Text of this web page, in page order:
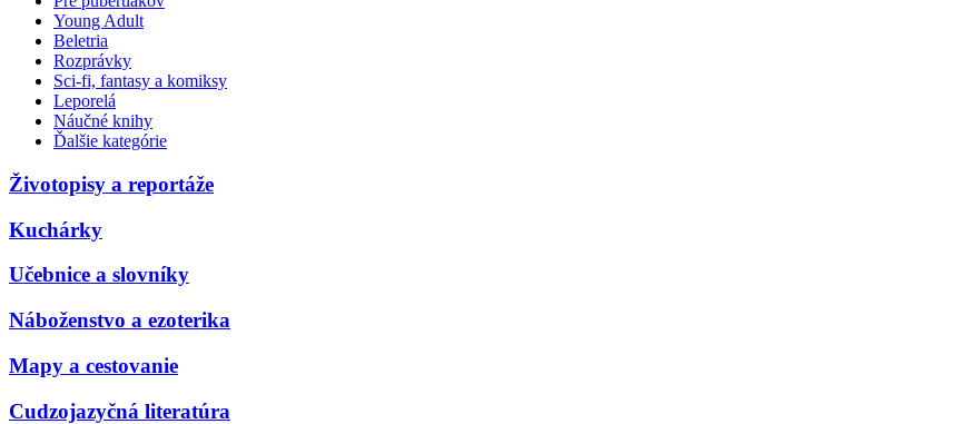
Young Adult
Beletria
Rozprávky
Sci-fi, fantasy a komiksy
Leporelá
Náučné knihy
Ďalšie kategórie
Životopisy a reportáže
Kuchárky
Učebnice a slovníky
Náboženstvo a ezoterika
Mapy a cestovanie
Cudzojazyčná literatúra